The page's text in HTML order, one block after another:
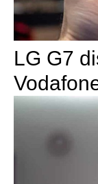
LG G7